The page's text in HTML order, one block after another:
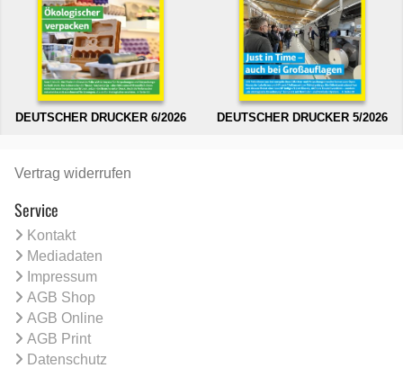
DEUTSCHER DRUCKER 6/2026 DEUTSCHER DRUCKER 5/2026
Vertrag widerrufen
Service
Kontakt
Mediadaten
Impressum
AGB Shop
AGB Online
AGB Print
Datenschutz